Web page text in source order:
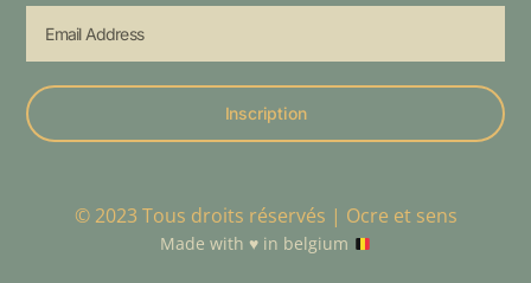
Inscription
© 2023 Tous droits réservés | Ocre et sens
Made with ♥️in belgium